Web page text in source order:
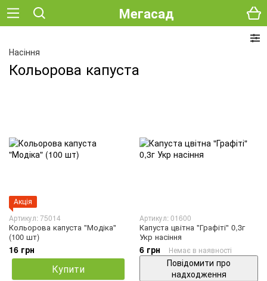
Мегасад
Насіння
Кольорова капуста
Акція
Артикул: 75014
Кольорова капуста "Модіка"
(100 шт)
16 грн
Купити
Артикул: 01600
Капуста цвітна "Графіті" 0,3г
Укр насіння
6 грн Немає в наявності
Повідомити про
надходження